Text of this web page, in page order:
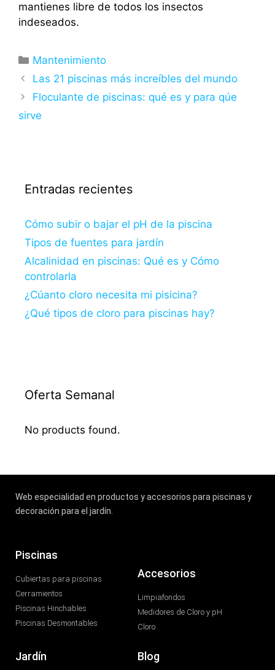
mantienes libre de todos los insectos
indeseados.
Mantenimiento
Las 21 piscinas más increíbles del mundo
Floculante de piscinas: qué es y para qúe
sirve
Entradas recientes
Cómo subir o bajar el pH de la piscina
Tipos de fuentes para jardín
Alcalinidad en piscinas: Qué es y Cómo
controlarla
¿Cúanto cloro necesita mi pisicina?
¿Qué tipos de cloro para piscinas hay?
Oferta Semanal
No products found.
Web especialidad en productos y accesorios para piscinas y
decoración para el jardín.
Piscinas
Cubiertas para piscinas
Cerramientos
Piscinas Hinchables
Piscinas Desmontables
Accesorios
Limpiafondos
Medidores de Cloro y pH
Cloro
Jardín Blog